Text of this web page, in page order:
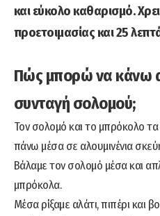
και εύκολο καθαρισμό.
προετοιμασίας και 25
Πώς μπορώ να κάνω
συνταγή σολομού;
Τον σολομό και το μπρόκολο
πάνω μέσα σε αλουμινένια
Βάλαμε τον σολομό μέσα και
μπρόκολα.
Μέσα ρίξαμε αλάτι, πιπέρι και